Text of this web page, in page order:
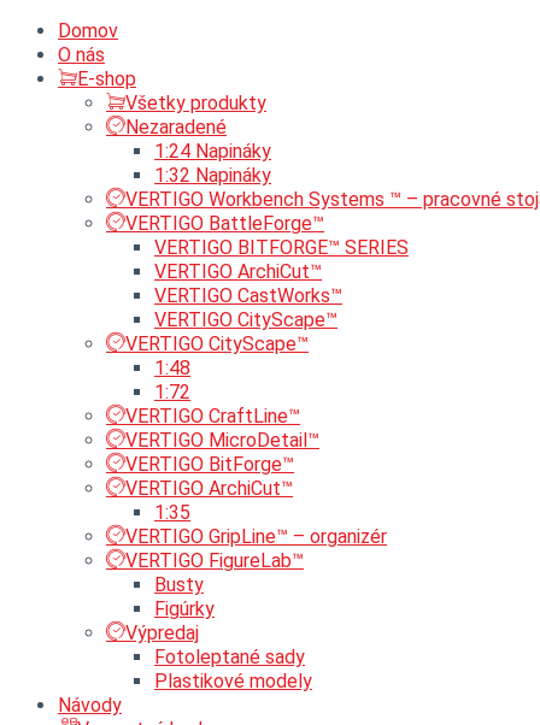
Domov
O nás
E-shop
Všetky produkty
Nezaradené
1:24 Napináky
1:32 Napináky
VERTIGO Workbench Systems ™ – pracovné
VERTIGO BattleForge™
VERTIGO BITFORGE™ SERIES
VERTIGO ArchiCut™
VERTIGO CastWorks™
VERTIGO CityScape™
VERTIGO CityScape™
1:48
1:72
VERTIGO CraftLine™
VERTIGO MicroDetail™
VERTIGO BitForge™
VERTIGO ArchiCut™
1:35
VERTIGO GripLine™ – organizér
VERTIGO FigureLab™
Busty
Figúrky
Výpredaj
Fotoleptané sady
Plastikové modely
Návody